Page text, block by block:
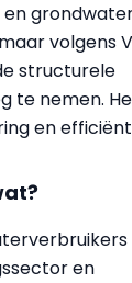
volgens
structurele
te nemen.
en
en